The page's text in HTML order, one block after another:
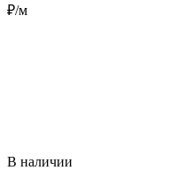
₽/м
В наличии